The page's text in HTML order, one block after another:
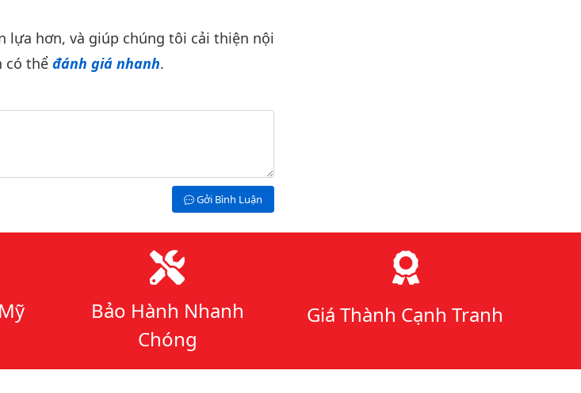
lựa hơn, và giúp chúng tôi cải thiện nội
có thể đánh giá nhanh.
Gởi Bình Luận
Bảo Hành Nhanh
Chóng
Giá Thành Cạnh Tranh